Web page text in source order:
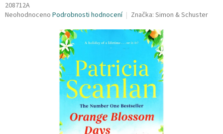
208712A
Průměrné
Neohodnoceno Podrobnosti hodnocení Značka: Simon & Schuster